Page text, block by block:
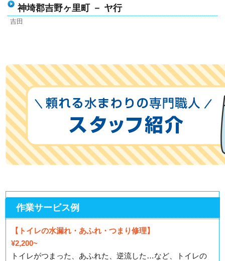
神埼郡吉野ヶ里町 － ヤ行
吉田
作業サービス例
【トイレの水漏れ・あふれ・つまり修理】
¥2,200~
トイレがつまった、あふれた、逆流した…など、トイレの